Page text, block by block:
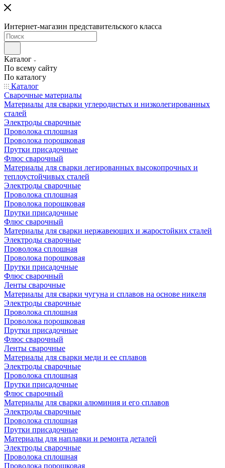
Интернет-магазин представительского класса
Каталог
По всему сайту
По каталогу
Каталог
Сварочные материалы
Материалы для сварки углеродистых и низколегированных
сталей
Электроды сварочные
Проволока сплошная
Проволока порошковая
Прутки присадочные
Флюс сварочный
Материалы для сварки легированных высокопрочных и
теплоустойчивых сталей
Электроды сварочные
Проволока сплошная
Проволока порошковая
Прутки присадочные
Флюс сварочный
Материалы для сварки нержавеющих и жаростойких сталей
Электроды сварочные
Проволока сплошная
Проволока порошковая
Прутки присадочные
Флюс сварочный
Ленты сварочные
Материалы для сварки чугуна и сплавов на основе никеля
Электроды сварочные
Проволока сплошная
Проволока порошковая
Прутки присадочные
Флюс сварочный
Ленты сварочные
Материалы для сварки меди и ее сплавов
Электроды сварочные
Проволока сплошная
Прутки присадочные
Флюс сварочный
Материалы для сварки алюминия и его сплавов
Электроды сварочные
Проволока сплошная
Прутки присадочные
Материалы для наплавки и ремонта деталей
Электроды сварочные
Проволока сплошная
Проволока порошковая